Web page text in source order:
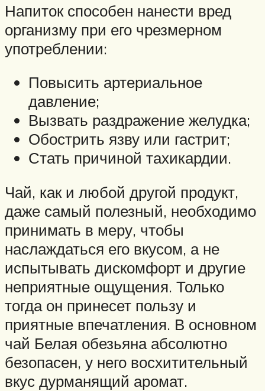
Напиток способен нанести вред
организму при его чрезмерном
употреблении:
Повысить артериальное
давление;
Вызвать раздражение желудка;
Обострить язву или гастрит;
Стать причиной тахикардии.
Чай, как и любой другой продукт,
даже самый полезный, необходимо
принимать в меру, чтобы
наслаждаться его вкусом, а не
испытывать дискомфорт и другие
неприятные ощущения. Только
тогда он принесет пользу и
приятные впечатления. В основном
чай Белая обезьяна абсолютно
безопасен, у него восхитительный
вкус дурманящий аромат.